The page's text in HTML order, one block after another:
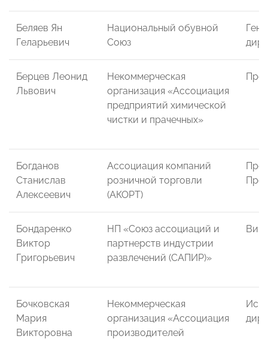
Беляев Ян
Геларьевич
Национальный обувной
Союз
Берцев Леонид
Львович
Некоммерческая
организация «Ассоциация
предприятий химической
чистки и прачечных»
Богданов
Станислав
Алексеевич
Ассоциация компаний
розничной торговли
(АКОРТ)
Бондаренко
Виктор
Григорьевич
НП «Союз ассоциаций и
партнерств индустрии
развлечений (САПИР)»
Бочковская
Мария
Викторовна
Некоммерческая
организация «Ассоциация
производителей